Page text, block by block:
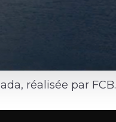
réalisée par FCB.